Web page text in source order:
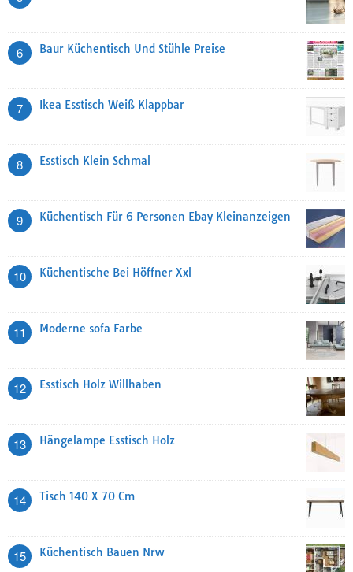
6 Baur Küchentisch Und Stühle Preise
7 Ikea Esstisch Weiß Klappbar
8 Esstisch Klein Schmal
9 Küchentisch Für 6 Personen Ebay Kleinanzeigen
10 Küchentische Bei Höffner Xxl
11 Moderne sofa Farbe
12 Esstisch Holz Willhaben
13 Hängelampe Esstisch Holz
14 Tisch 140 X 70 Cm
15 Küchentisch Bauen Nrw